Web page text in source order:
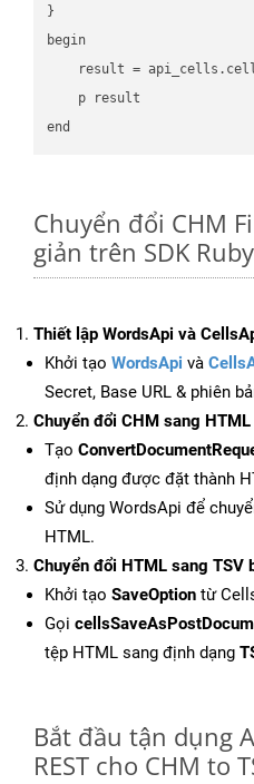
}
begin
result =
    p result
Chuyển đổi CHM
giản trên SDK Ruby
Thiết lập WordsApi và
Khởi tạo WordsApi và
Secret, Base URL & phiên
Chuyển đổi CHM sang
Tạo
định dạng được đặt thành
Sử dụng WordsApi để
HTML.
Chuyển đổi HTML sang TSV
Khởi tạo SaveOption từ
Gọi
tệp HTML sang định dạng
Bắt đầu tận dụng
REST cho CHM to